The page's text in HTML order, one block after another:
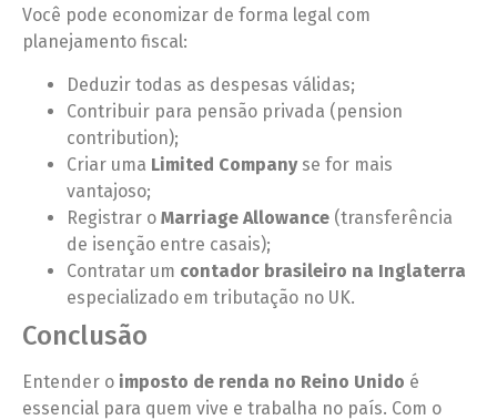
Você pode economizar de forma legal com
planejamento fiscal:
Deduzir todas as despesas válidas;
Contribuir para pensão privada (pension
contribution);
Criar uma Limited Companyse for mais
vantajoso;
Registrar o Marriage Allowance (transferência
de isenção entre casais);
Contratar um contador brasileiro na Inglaterra
especializado em tributação no UK.
Conclusão
Entender o imposto de renda no Reino Unido é
essencial para quem vive e trabalha no país. Com o